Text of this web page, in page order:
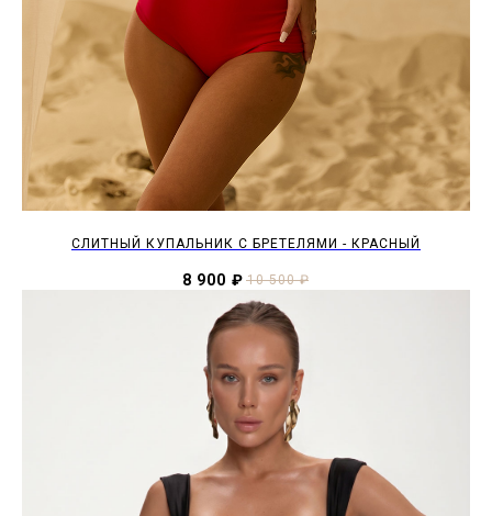
СЛИТНЫЙ КУПАЛЬНИК С БРЕТЕЛЯМИ - КРАСНЫЙ
8 900 ₽ 10 500 ₽